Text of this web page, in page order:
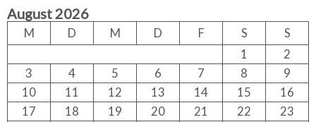
h
o
r:
August 2026
M D M D F S
S
1
2
3
4 5 6 7 8
9
10
11 12 13 14 15
16
17
18 19 20 21 22
23